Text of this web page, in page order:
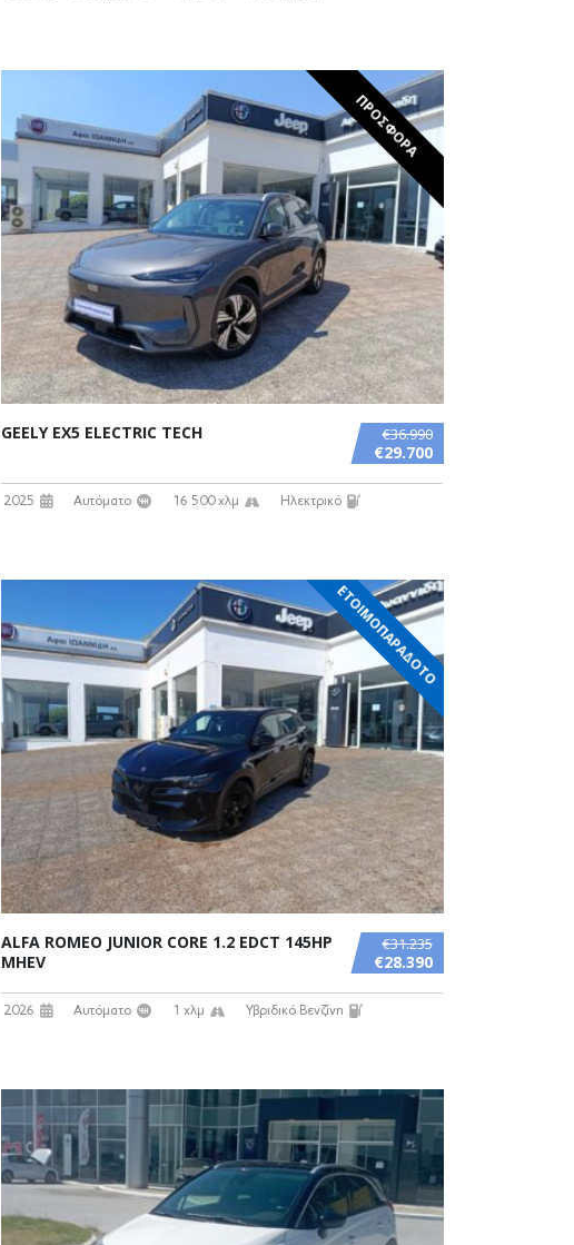
ΠΡΟΣΦΟΡΑ
€36.990
€29.700
GEELY EX5 ELECTRIC TECH
2025 Αυτόματο 16 500 χλμ Ηλεκτρικό
ΕΤΟΙΜΟΠΑΡΑΔΟΤΟ
€31.235
€28.390
ALFA ROMEO JUNIOR CORE 1.2 EDCT 145HP
MHEV
2026 Αυτόματο 1 χλμ Υβριδικό Βενζίνη